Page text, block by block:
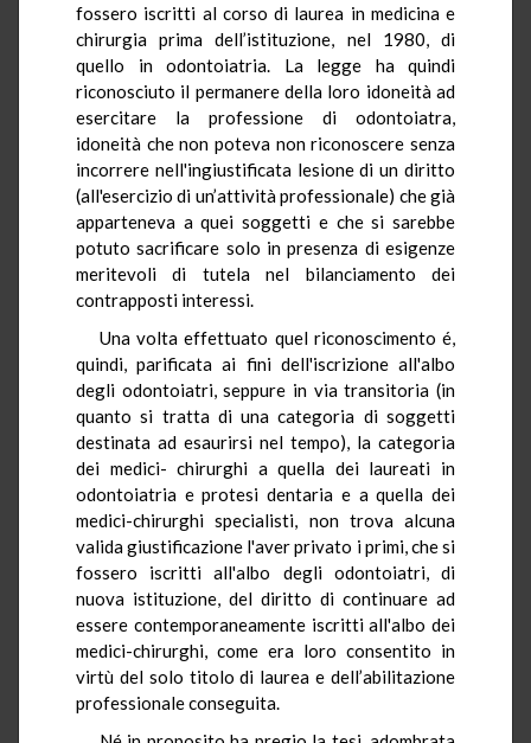
fossero iscritti al corso di laurea in medicina e
chirurgia prima dell’istituzione, nel 1980, di
quello in odontoiatria. La legge ha quindi
riconosciuto il permanere della loro idoneità ad
esercitare la professione di odontoiatra,
idoneità che non poteva non riconoscere senza
incorrere nell'ingiustificata lesione di un diritto
(all'esercizio di un’attività professionale) che già
apparteneva a quei soggetti e che si sarebbe
potuto sacrificare solo in presenza di esigenze
meritevoli di tutela nel bilanciamento dei
contrapposti interessi.
Una volta effettuato quel riconoscimento é,
quindi, parificata ai fini dell'iscrizione all'albo
degli odontoiatri, seppure in via transitoria (in
quanto si tratta di una categoria di soggetti
destinata ad esaurirsi nel tempo), la categoria
dei medici- chirurghi a quella dei laureati in
odontoiatria e protesi dentaria e a quella dei
medici-chirurghi specialisti, non trova alcuna
valida giustificazione l'aver privato i primi, che si
fossero iscritti all'albo degli odontoiatri, di
nuova istituzione, del diritto di continuare ad
essere contemporaneamente iscritti all'albo dei
medici-chirurghi, come era loro consentito in
virtù del solo titolo di laurea e dell’abilitazione
professionale conseguita.